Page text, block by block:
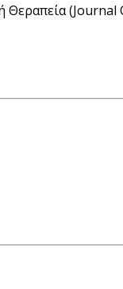
Θεραπεία